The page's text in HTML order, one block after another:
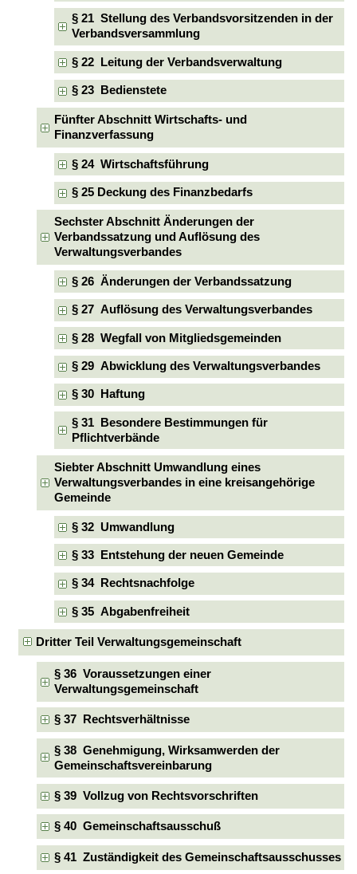
§ 21 Stellung des Verbandsvorsitzenden in der
Verbandsversammlung
§ 22 Leitung der Verbandsverwaltung
§ 23 Bedienstete
Fünfter Abschnitt Wirtschafts- und
Finanzverfassung
§ 24 Wirtschaftsführung
§ 25 Deckung des Finanzbedarfs
Sechster Abschnitt Änderungen der
Verbandssatzung und Auflösung des
Verwaltungsverbandes
§ 26 Änderungen der Verbandssatzung
§ 27 Auflösung des Verwaltungsverbandes
§ 28 Wegfall von Mitgliedsgemeinden
§ 29 Abwicklung des Verwaltungsverbandes
§ 30 Haftung
§ 31 Besondere Bestimmungen für
Pflichtverbände
Siebter Abschnitt Umwandlung eines
Verwaltungsverbandes in eine kreisangehörige
Gemeinde
§ 32 Umwandlung
§ 33 Entstehung der neuen Gemeinde
§ 34 Rechtsnachfolge
§ 35 Abgabenfreiheit
Dritter Teil Verwaltungsgemeinschaft
§ 36 Voraussetzungen einer
Verwaltungsgemeinschaft
§ 37 Rechtsverhältnisse
§ 38 Genehmigung, Wirksamwerden der
Gemeinschaftsvereinbarung
§ 39 Vollzug von Rechtsvorschriften
§ 40 Gemeinschaftsausschuß
§ 41 Zuständigkeit des Gemeinschaftsausschusses